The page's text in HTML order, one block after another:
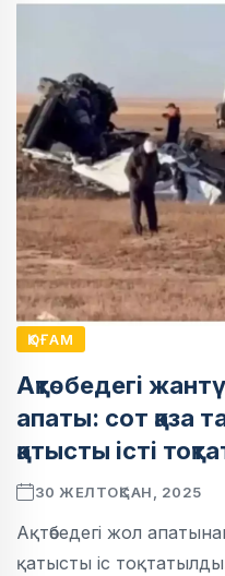
ҚОҒАМ
Ақтөбедегі
апаты: сот қаза
қатысты істі
30 ЖЕЛТОҚСАН, 2025
Ақтөбедегі жол
қатысты іс